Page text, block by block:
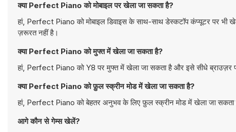
क्या Perfect Piano को मोबाइल पर खेला जा सकता है?
हां, Perfect Piano को मोबाइल डिवाइस के साथ-साथ डेस्कटॉप कंप्यूटर पर
ज़रूरत नहीं है।
क्या Perfect Piano को मुफ्त में खेला जा सकता है?
हां, Perfect Piano को Y8 पर मुफ्त में खेला जा सकता है और इसे सीधे ब्राउज़र
क्या Perfect Piano को फ़ुल स्क्रीन मोड में खेला जा सकता है?
हां, Perfect Piano को बेहतर अनुभव के लिए फ़ुल स्क्रीन मोड में खेला जा सकता
आगे कौन से गेम्स खेलें?